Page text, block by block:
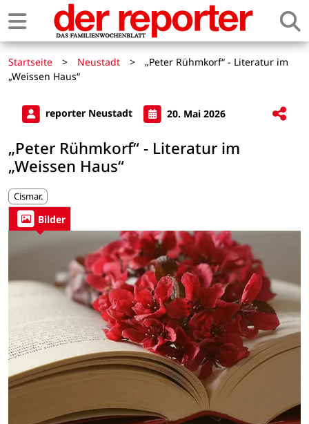
Startseite > Neustadt >
„Peter Rühmkorf“ - Literatur im
„Weissen Haus“
reporter Neustadt 20. Mai 2026
„Peter Rühmkorf“ - Literatur im
„Weissen Haus“
Cismar.
Bilder